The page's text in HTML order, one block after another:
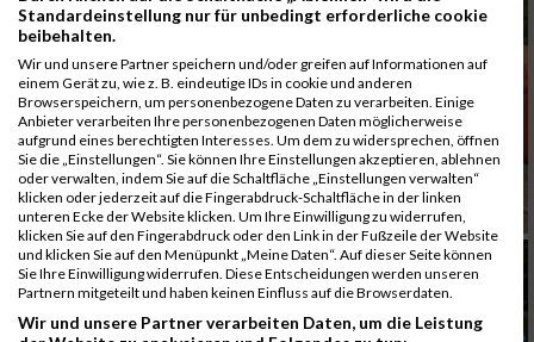
Standardeinstellung nur für unbedingt erforderliche cookie
beibehalten.
Wir und unsere Partner speichern und/oder greifen auf Informationen auf
einem Gerät zu, wie z. B. eindeutige IDs in cookie und anderen
Browserspeichern, um personenbezogene Daten zu verarbeiten. Einige
Anbieter verarbeiten Ihre personenbezogenen Daten möglicherweise
aufgrund eines berechtigten Interesses. Um dem zu widersprechen, öffnen
Sie die „Einstellungen“. Sie können Ihre Einstellungen akzeptieren, ablehnen
oder verwalten, indem Sie auf die Schaltfläche „Einstellungen verwalten“
klicken oder jederzeit auf die Fingerabdruck-Schaltfläche in der linken
unteren Ecke der Website klicken. Um Ihre Einwilligung zu widerrufen,
klicken Sie auf den Fingerabdruck oder den Link in der Fußzeile der Website
und klicken Sie auf den Menüpunkt „Meine Daten“. Auf dieser Seite können
Sie Ihre Einwilligung widerrufen. Diese Entscheidungen werden unseren
Partnern mitgeteilt und haben keinen Einfluss auf die Browserdaten.
Wir und unsere Partner verarbeiten Daten, um die Leistung